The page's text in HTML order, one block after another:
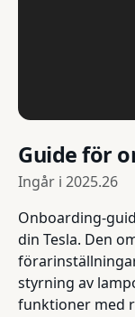
Guide för
Ingår i 2025.26
Onboarding-
din Tesla. Den
styrning av
funktioner med